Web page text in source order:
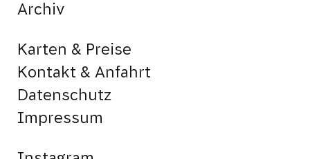
Archiv
Karten & Preise
Kontakt & Anfahrt
Datenschutz
Impressum